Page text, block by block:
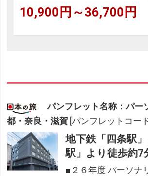
10,900円～36,700円
パンフレット名称：パー
都・奈良・滋賀 [パンフレットコー
地下鉄「四条駅
駅」より徒歩約7
■２６年度 パーソナ